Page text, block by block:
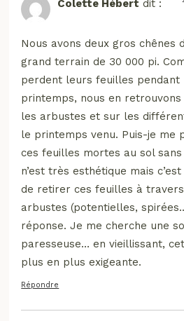
Colette Hébert dit :
Nous avons deux gros chênes
grand terrain de 30 000 pi.
perdent leurs feuilles pendant
printemps, nous en
les arbustes et sur les
le printemps venu. Puis-je me
ces feuilles mortes au sol
n’est très esthétique mais
de retirer ces feuilles à
arbustes (potentielles,
réponse. Je me cherche une
paresseuse… en vieillissant,
plus en plus exigeante.
Répondre